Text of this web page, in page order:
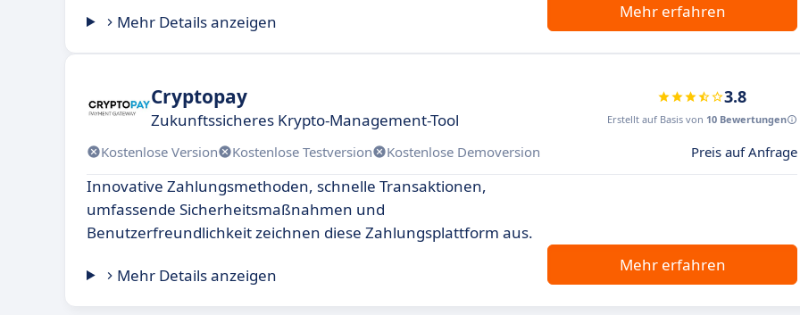
Mehr Details anzeigen
Mehr erfahren
Cryptopay
Zukunftssicheres Krypto-Management-Tool
3.8
Erstellt auf Basis von 10 Bewertungen
Kostenlose Version Kostenlose Testversion Kostenlose Demoversion Preis auf Anfrage
Innovative Zahlungsmethoden, schnelle Transaktionen,
umfassende Sicherheitsmaßnahmen und
Benutzerfreundlichkeit zeichnen diese Zahlungsplattform aus.
Mehr Details anzeigen
Mehr erfahren